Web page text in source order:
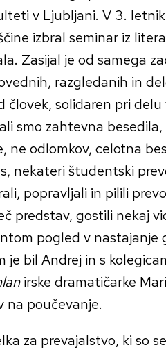
v Ljubljani. V 3.
izbral seminar iz
Zasijal je od samega
razgledanih in
solidaren pri delu
smo zahtevna
ne odlomkov, celotna
nekateri študentski
popravljali in pilili
predstav, gostili nekaj
pogled v nastajanje
je bil Andrej in s
irske dramatičarke
na poučevanje.
za prevajalstvo, ki so